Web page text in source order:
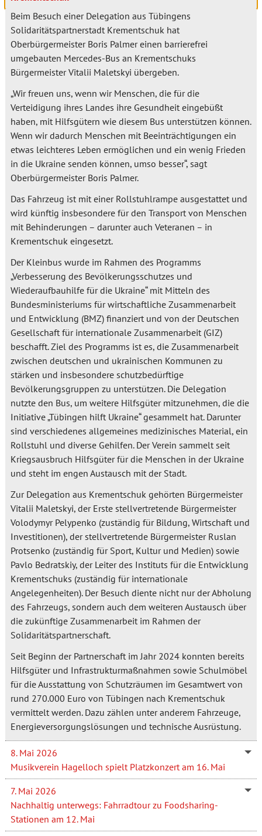
Beim Besuch einer Delegation aus Tübingens
Solidaritätspartnerstadt Krementschuk hat
Oberbürgermeister Boris Palmer einen barrierefrei
umgebauten Mercedes-Bus an Krementschuks
Bürgermeister Vitalii Maletskyi übergeben.
„Wir freuen uns, wenn wir Menschen, die für die
Verteidigung ihres Landes ihre Gesundheit eingebüßt
haben, mit Hilfsgütern wie diesem Bus unterstützen können.
Wenn wir dadurch Menschen mit Beeinträchtigungen ein
etwas leichteres Leben ermöglichen und ein wenig Frieden
in die Ukraine senden können, umso besser“, sagt
Oberbürgermeister Boris Palmer.
Das Fahrzeug ist mit einer Rollstuhlrampe ausgestattet und
wird künftig insbesondere für den Transport von Menschen
mit Behinderungen – darunter auch Veteranen – in
Krementschuk eingesetzt.
Der Kleinbus wurde im Rahmen des Programms
„Verbesserung des Bevölkerungsschutzes und
Wiederaufbauhilfe für die Ukraine“ mit Mitteln des
Bundesministeriums für wirtschaftliche Zusammenarbeit
und Entwicklung (BMZ) finanziert und von der Deutschen
Gesellschaft für internationale Zusammenarbeit (GIZ)
beschafft. Ziel des Programms ist es, die Zusammenarbeit
zwischen deutschen und ukrainischen Kommunen zu
stärken und insbesondere schutzbedürftige
Bevölkerungsgruppen zu unterstützen. Die Delegation
nutzte den Bus, um weitere Hilfsgüter mitzunehmen, die die
Initiative „Tübingen hilft Ukraine“ gesammelt hat. Darunter
sind verschiedenes allgemeines medizinisches Material, ein
Rollstuhl und diverse Gehilfen. Der Verein sammelt seit
Kriegsausbruch Hilfsgüter für die Menschen in der Ukraine
und steht im engen Austausch mit der Stadt.
Zur Delegation aus Krementschuk gehörten Bürgermeister
Vitalii Maletskyi, der Erste stellvertretende Bürgermeister
Volodymyr Pelypenko (zuständig für Bildung, Wirtschaft und
Investitionen), der stellvertretende Bürgermeister Ruslan
Protsenko (zuständig für Sport, Kultur und Medien) sowie
Pavlo Bedratskiy, der Leiter des Instituts für die Entwicklung
Krementschuks (zuständig für internationale
Angelegenheiten). Der Besuch diente nicht nur der Abholung
des Fahrzeugs, sondern auch dem weiteren Austausch über
die zukünftige Zusammenarbeit im Rahmen der
Solidaritätspartnerschaft.
Seit Beginn der Partnerschaft im Jahr 2024 konnten bereits
Hilfsgüter und Infrastrukturmaßnahmen sowie Schulmöbel
für die Ausstattung von Schutzräumen im Gesamtwert von
rund 270.000 Euro von Tübingen nach Krementschuk
vermittelt werden. Dazu zählen unter anderem Fahrzeuge,
Energieversorgungslösungen und technische Ausrüstung.
8. Mai 2026
Musikverein Hagelloch spielt Platzkonzert am 16. Mai
7. Mai 2026
Nachhaltig unterwegs: Fahrradtour zu Foodsharing-
Stationen am 12. Mai